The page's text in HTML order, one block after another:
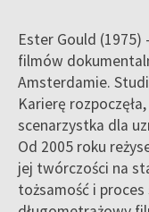
Ester Gould (1975)
filmów
Amsterdamie.
Karierę
scenarzystka dla
Od 2005 roku
jej twórczości na
tożsamość i